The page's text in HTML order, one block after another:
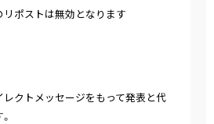
ポストは無効となります
クトメッセージをもって発表と代